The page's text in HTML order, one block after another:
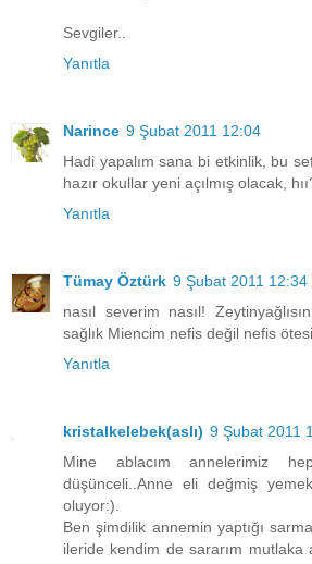
Sevgiler..
Yanıtla
Narince 9 Şubat 2011 12:04
Hadi yapalım sana bi etkinlik, bu
hazır okullar yeni açılmış olacak,
Yanıtla
Tümay Öztürk 9 Şubat 2011 12:34
nasıl severim nasıl!
sağlık Miencim nefis değil nefis
Yanıtla
kristalkelebek(aslı) 9 Şubat 2011
Mine ablacım annelerimiz
düşünceli..Anne eli değmiş
oluyor:).
Ben şimdilik annemin yaptığı
ileride kendim de sararım